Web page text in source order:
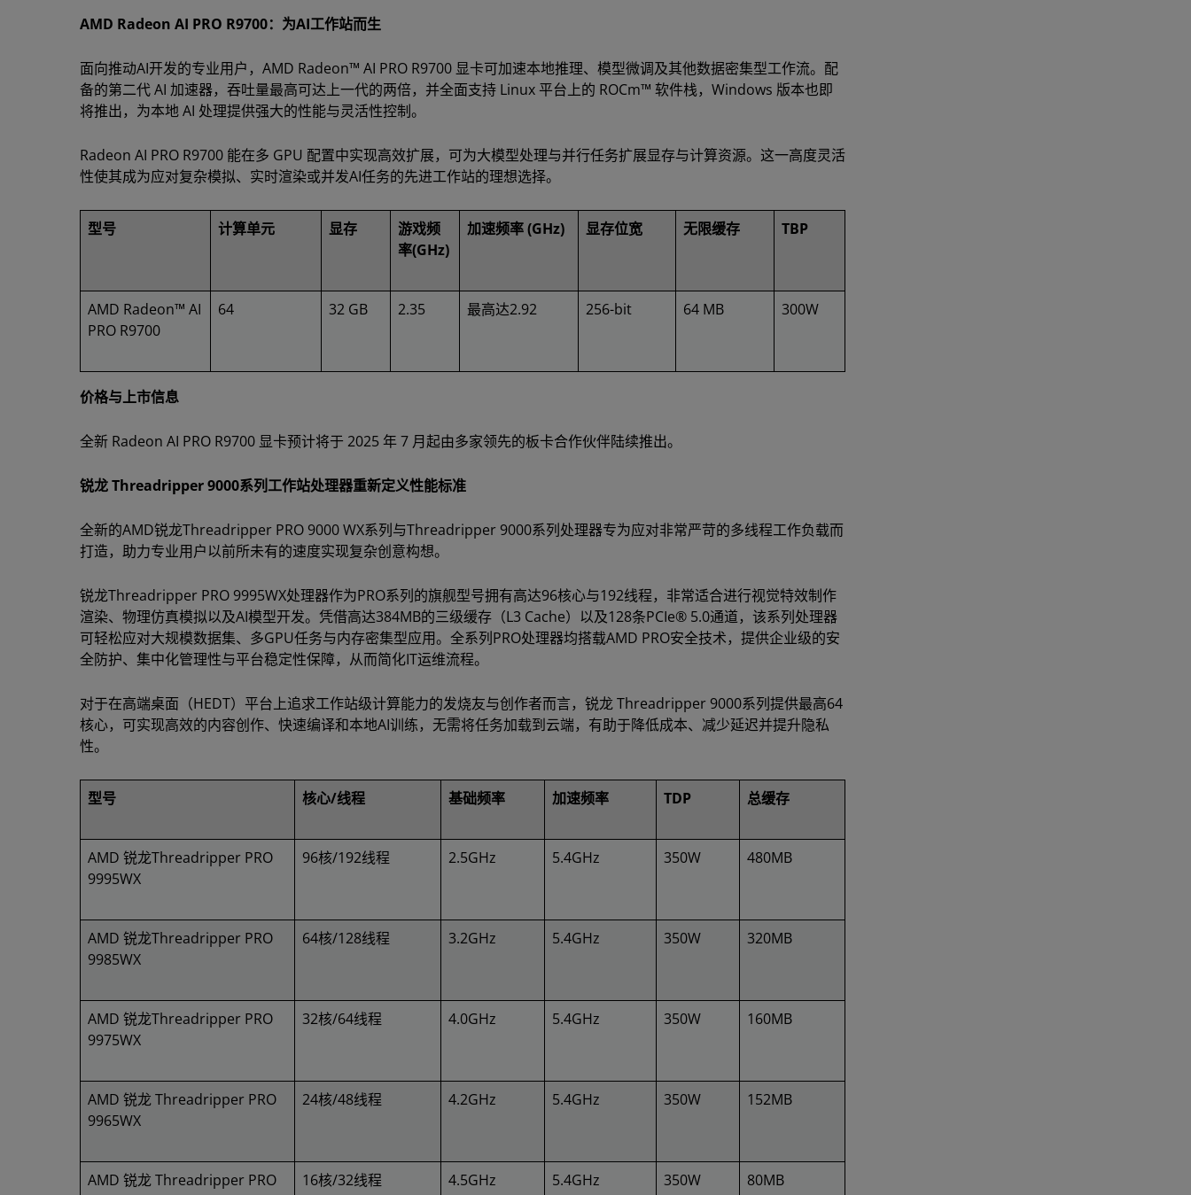
AMD Radeon AI PRO R9700：为AI工作站而生
面向推动AI开发的专业用户，AMD Radeon™ AI PRO R9700 显卡可加速本地推理、模型微调及其他数据密集型工作流。配
备的第二代 AI 加速器，吞吐量最高可达上一代的两倍，并全面支持 Linux 平台上的 ROCm™ 软件栈，Windows 版本也即
将推出，为本地 AI 处理提供强大的性能与灵活性控制。
Radeon AI PRO R9700 能在多 GPU 配置中实现高效扩展，可为大模型处理与并行任务扩展显存与计算资源。这一高度灵活
性使其成为应对复杂模拟、实时渲染或并发AI任务的先进工作站的理想选择。
型号 计算单元 显存
游戏频
率(GHz)
加速频率 (GHz) 显存位宽 无限缓存 TBP
AMD Radeon™ AI
PRO R9700
64 32 GB 2.35 最高达2.92 256-bit 64 MB 300W
价格与上市信息
全新 Radeon AI PRO R9700 显卡预计将于 2025 年 7 月起由多家领先的板卡合作伙伴陆续推出。
锐龙 Threadripper 9000系列工作站处理器重新定义性能标准
全新的AMD锐龙Threadripper PRO 9000 WX系列与Threadripper 9000系列处理器专为应对非常严苛的多线程工作负载而
打造，助力专业用户以前所未有的速度实现复杂创意构想。
锐龙Threadripper PRO 9995WX处理器作为PRO系列的旗舰型号拥有高达96核心与192线程，非常适合进行视觉特效制作
渲染、物理仿真模拟以及AI模型开发。凭借高达384MB的三级缓存（L3 Cache）以及128条PCIe® 5.0通道，该系列处理器
可轻松应对大规模数据集、多GPU任务与内存密集型应用。全系列PRO处理器均搭载AMD PRO安全技术，提供企业级的安
全防护、集中化管理性与平台稳定性保障，从而简化IT运维流程。
对于在高端桌面（HEDT）平台上追求工作站级计算能力的发烧友与创作者而言，锐龙 Threadripper 9000系列提供最高64
核心，可实现高效的内容创作、快速编译和本地AI训练，无需将任务加载到云端，有助于降低成本、减少延迟并提升隐私
性。
型号 核心/线程 基础频率 加速频率 TDP 总缓存
AMD 锐龙Threadripper PRO
9995WX
96核/192线程 2.5GHz 5.4GHz 350W 480MB
AMD 锐龙Threadripper PRO
9985WX
64核/128线程 3.2GHz 5.4GHz 350W 320MB
AMD 锐龙Threadripper PRO
9975WX
32核/64线程 4.0GHz 5.4GHz 350W 160MB
AMD 锐龙 Threadripper PRO
9965WX
24核/48线程 4.2GHz 5.4GHz 350W 152MB
AMD 锐龙 Threadripper PRO
16核/32线程 4.5GHz 5.4GHz 350W 80MB